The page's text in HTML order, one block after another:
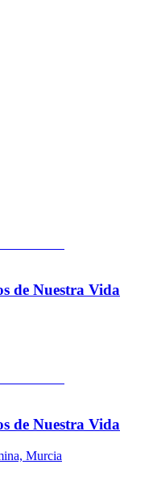
de Nuestra Vida
de Nuestra Vida
Murcia